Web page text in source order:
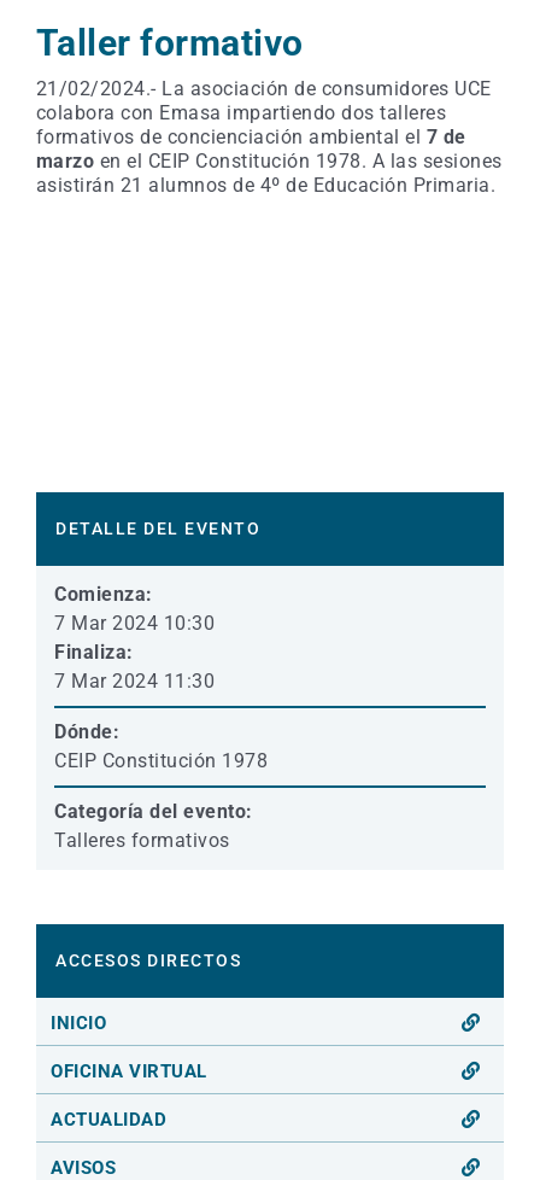
Taller formativo
21/02/2024.- La asociación de consumidores UCE
colabora con Emasa impartiendo dos talleres
formativos de concienciación ambiental el 7 de
marzo en el CEIP Constitución 1978. A las sesiones
asistirán 21 alumnos de 4º de Educación Primaria.
DETALLE DEL EVENTO
Comienza:
7 Mar 2024 10:30
Finaliza:
7 Mar 2024 11:30
Dónde:
CEIP Constitución 1978
Categoría del evento:
Talleres formativos
ACCESOS DIRECTOS
INICIO
OFICINA VIRTUAL
ACTUALIDAD
AVISOS